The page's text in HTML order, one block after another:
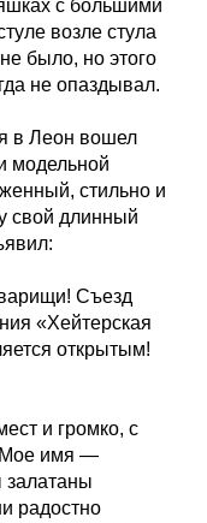
с большими
возле стула
было, но этого
не опаздывал.
в Леон вошел
модельной
стильно и
свой длинный
Съезд
«Хейтерская
открытым!
и громко, с
имя —
радостно